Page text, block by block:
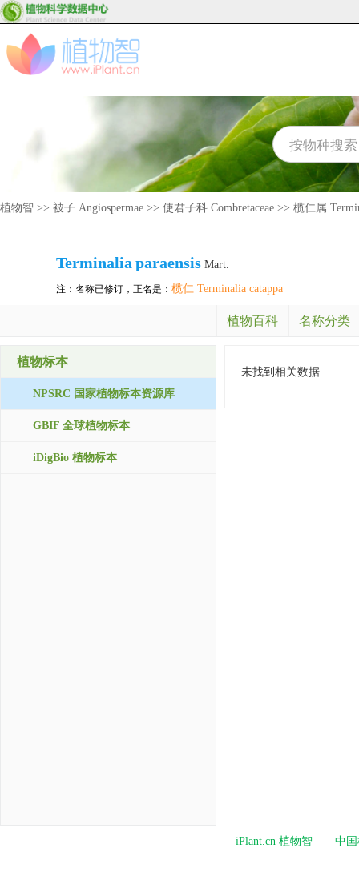
植物智 >> 被子 Angiospermae >> 使君子科 Combretaceae >> 榄仁属
Terminalia paraensis Mart.
注：名称已修订，正名是： 榄仁 Terminalia catappa
植物百科 名称分类
植物标本
NPSRC 国家植物标本资源库
GBIF 全球植物标本
iDigBio 植物标本
未找到相关数据
iPlant.cn 植物智——中国